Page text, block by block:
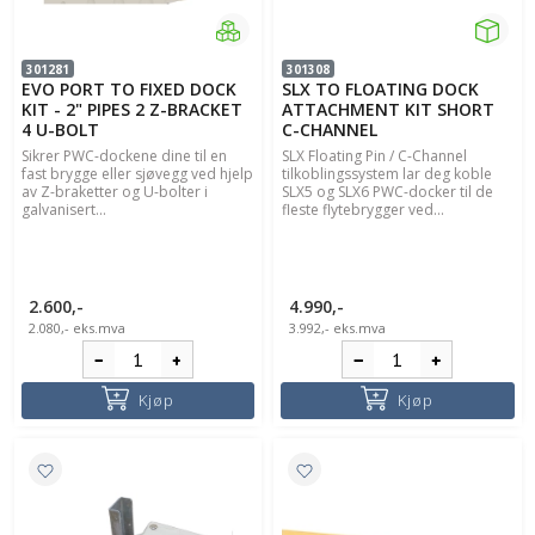
301281
EVO PORT TO FIXED DOCK
KIT - 2" PIPES 2 Z-BRACKET
4 U-BOLT
Sikrer PWC-dockene dine til en
fast brygge eller sjøvegg ved hjelp
av Z-braketter og U-bolter i
galvanisert...
2.600,-
2.080,- eks.mva
Kjøp
301308
SLX TO FLOATING DOCK
ATTACHMENT KIT SHORT
C-CHANNEL
SLX Floating Pin / C-Channel
tilkoblingssystem lar deg koble
SLX5 og SLX6 PWC-docker til de
fleste flytebrygger ved...
4.990,-
3.992,- eks.mva
Kjøp